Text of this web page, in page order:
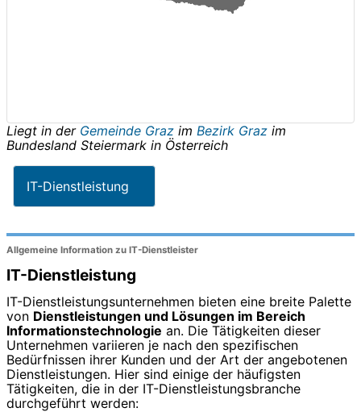
Liegt in der Gemeinde Graz im Bezirk Graz im
Bundesland Steiermark in Österreich
IT-Dienstleistung
Allgemeine Information zu IT-Dienstleister
IT-Dienstleistung
IT-Dienstleistungsunternehmen bieten eine breite Palette
von Dienstleistungen und Lösungen im Bereich
Informationstechnologie an. Die Tätigkeiten dieser
Unternehmen variieren je nach den spezifischen
Bedürfnissen ihrer Kunden und der Art der angebotenen
Dienstleistungen. Hier sind einige der häufigsten
Tätigkeiten, die in der IT-Dienstleistungsbranche
durchgeführt werden: